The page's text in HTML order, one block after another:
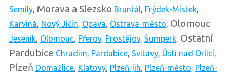
Semily, Morava a Slezsko Bruntál, Frýdek-Místek,
Karviná, Nový Jičín, Opava, Ostrava-město, Olomouc
Jeseník, Olomouc, Přerov, Prostějov, Šumperk, Ostatní
Pardubice Chrudim, Pardubice, Svitavy, Ústí nad Orlicí,
Plzeň Domažlice, Klatovy, Plzeň-jih, Plzeň-město, Plzeň-